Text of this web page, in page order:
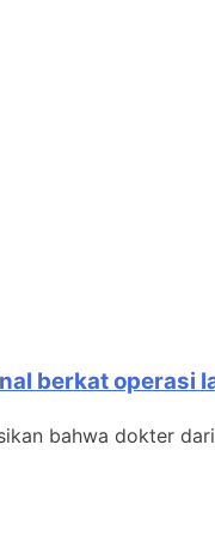
berkat operasi
bahwa dokter